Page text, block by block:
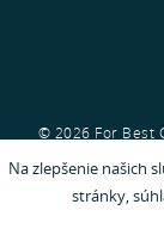
Na zlepšenie našich
stránky,
© 2026 For Best